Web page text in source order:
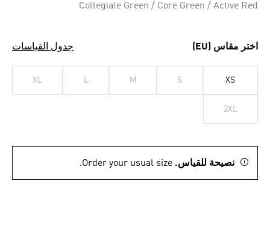
Collegiate Green / Core Green / Active Red
اختر مقاس (EU) جدول القياسات
XS
S
M
L
XL
2XL
نصيحة للقياس. Order your usual size.